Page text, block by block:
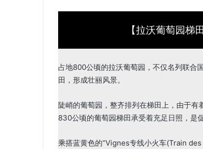
【拉沃葡萄园梯
占地800公顷的拉沃葡萄园，不仅名列联合
田，形成壮丽风景。
陡峭的葡萄园，整齐排列在梯田上，由于
830公顷的葡萄园梯田承受着充足日照，是
乘搭蓝黄色的“Vignes专线小火车(Train